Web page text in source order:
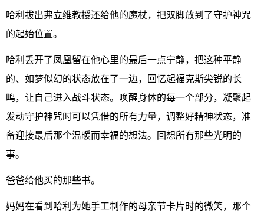
哈利拔出弗立维教授还给他的魔杖，把双脚放到了守护神咒
的起始位置。
哈利丢开了凤凰留在他心里的最后一点宁静，把这种平静
的、如梦似幻的状态放在了一边，回忆起福克斯尖锐的长
鸣，让自己进入战斗状态。唤醒身体的每一个部分，凝聚起
发动守护神咒时可以凭借的所有力量，调整好精神状态，准
备迎接最后那个温暖而幸福的想法。回想所有那些光明的
事。
爸爸给他买的那些书。
妈妈在看到哈利为她手工制作的母亲节卡片时的微笑，那个